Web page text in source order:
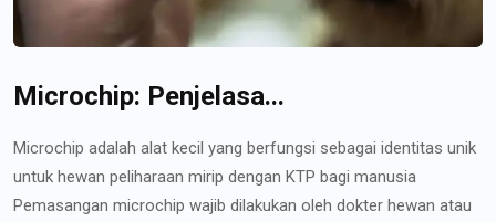
Microchip: Penjelasa...
Microchip adalah alat kecil yang berfungsi sebagai identitas unik
untuk hewan peliharaan mirip dengan KTP bagi manusia
Pemasangan microchip wajib dilakukan oleh dokter hewan atau